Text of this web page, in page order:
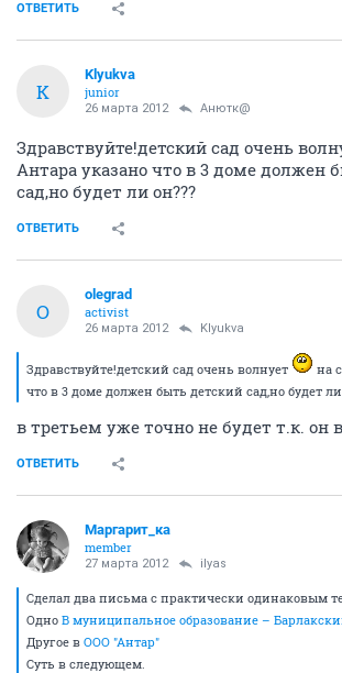
ОТВЕТИТЬ
K
Klyukva
junior
26 марта 2012 Анютк@
Здравствуйте!детский сад очень
Антара указано что в 3 доме должен
сад,но будет ли он???
ОТВЕТИТЬ
O
olegrad
activist
26 марта 2012 Klyukva
Здравствуйте!детский сад очень волнует
на
что в 3 доме должен быть детский сад,но будет ли
в третьем уже точно не будет т.к. он
ОТВЕТИТЬ
Маргарит_ка
member
27 марта 2012 ilyas
Сделал два письма с практически одинаковым
Одно В муниципальное образование –
Другое в ООО "Антар"
Суть в следующем.